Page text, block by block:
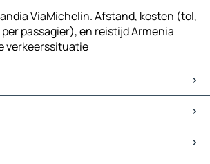
ViaMichelin. Afstand, kosten (tol,
passagier), en reistijd Armenia
verkeerssituatie